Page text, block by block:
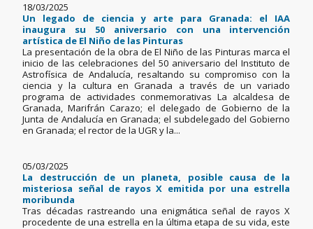
18/03/2025
Un legado de ciencia y arte para Granada: el IAA
inaugura su 50 aniversario con una intervención
artística de El Niño de las Pinturas
La presentación de la obra de El Niño de las Pinturas marca el
inicio de las celebraciones del 50 aniversario del Instituto de
Astrofísica de Andalucía, resaltando su compromiso con la
ciencia y la cultura en Granada a través de un variado
programa de actividades conmemorativas La alcaldesa de
Granada, Marifrán Carazo; el delegado de Gobierno de la
Junta de Andalucía en Granada; el subdelegado del Gobierno
en Granada; el rector de la UGR y la...
05/03/2025
La destrucción de un planeta, posible causa de la
misteriosa señal de rayos X emitida por una estrella
moribunda
Tras décadas rastreando una enigmática señal de rayos X
procedente de una estrella en la última etapa de su vida, este